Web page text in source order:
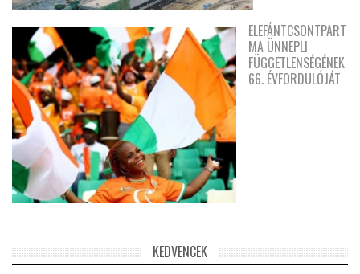
ELEFÁNTCSONTPART
MA ÜNNEPLI
FÜGGETLENSÉGÉNEK
66. ÉVFORDULÓJÁT
KEDVENCEK